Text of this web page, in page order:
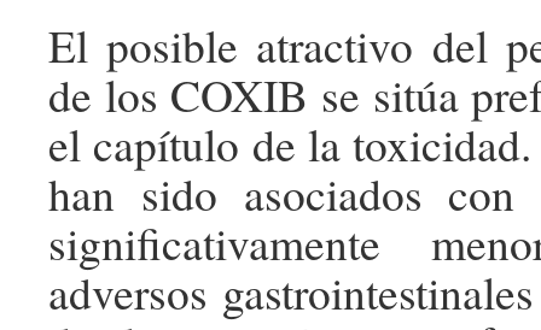
El posible atractivo del
de los COXIB se sitúa
el capítulo de la
han sido asociados con
significativamente
adversos